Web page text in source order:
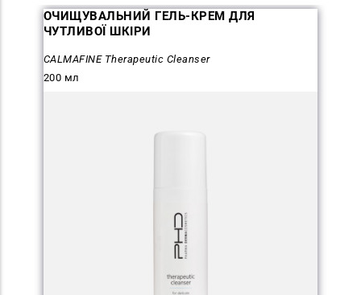
ОЧИЩУВАЛЬНИЙ ГЕЛЬ-КРЕМ ДЛЯ
ЧУТЛИВОЇ ШКІРИ
CALMAFINE Therapeutic Cleanser
200 мл